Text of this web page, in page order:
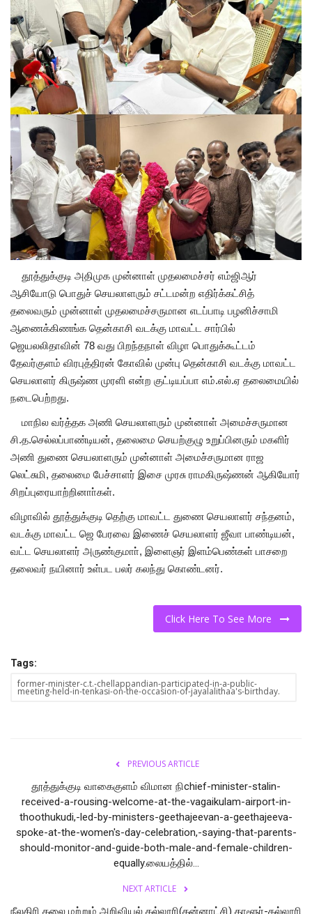
தூத்துக்குடி அதிமுக முன்னாள் முதலமைச்சர் எம்ஜிஆர்
ஆசியோடு பொதுச் செயலாளரும் சட்டமன்ற எதிர்க்கட்சித்
தலைவரும் முன்னாள் முதலமைச்சருமான எடப்பாடி பழனிச்சாமி
ஆணைக்கிணங்க தென்காசி வடக்கு மாவட்ட சார்பில்
ஜெயலலிதாவின் 78 வது பிறந்தநாள் விழா பொதுக்கூட்டம்
தேவர்குளம் விரபுத்திரன் கோவில் முன்பு தென்காசி வடக்கு மாவட்ட
செயலாளர் கிருஷ்ண முரளி என்ற குட்டியப்பா எம்.எல்.ஏ தலைமையில்
நடைபெற்றது.
மாநில வர்த்தக அணி செயலாளரும் முன்னாள் அமைச்சருமான
சி.த.செல்லப்பாண்டியன், தலைமை செயற்குழு உறுப்பினரும் மகளிர்
அணி துணை செயலாளரும் முன்னாள் அமைச்சருமான ராஜ
லெட்சுமி, தலைமை பேச்சாளர் இசை முரசு ராமகிருஷ்ணன் ஆகியோர்
சிறப்புரையாற்றினாா்கள்.
விழாவில் தூத்துக்குடி தெற்கு மாவட்ட துணை செயலாளர் சந்தனம்,
வடக்கு மாவட்ட ஜெ பேரவை இணைச் செயலாளர் ஜீவா பாண்டியன்,
வட்ட செயலாளர் அருண்குமாா், இளைஞர் இளம்பெண்கள் பாசறை
தலைவர் நயினார் உள்பட பலர் கலந்து கொண்டனர்.
Click Here To See More
Tags:
former-minister-c.t.-chellappandian-participated-in-a-public-
meeting-held-in-tenkasi-on-the-occasion-of-jayalalithaa's-birthday.
PREVIOUS ARTICLE
தூத்துக்குடி வாகைகுளம் விமான நிchief-minister-stalin-
received-a-rousing-welcome-at-the-vagaikulam-airport-in-
thoothukudi,-led-by-ministers-geethajeevan-a-geethajeeva-
spoke-at-the-women's-day-celebration,-saying-that-parents-
should-monitor-and-guide-both-male-and-female-children-
equally.லையத்தில்...
NEXT ARTICLE
நீலகிரி கலை மற்றும் அறிவியல் கல்லூரி(தன்னாட்சி) தாளூர்-கல்லூரி